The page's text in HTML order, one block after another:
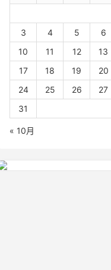
3
4 5 6
10
11 12 13
17
18 19 20
24
25 26 27
31
« 10月